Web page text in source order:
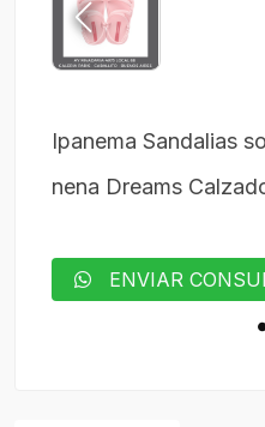
Ipanema Sandalias
nena Dreams
ENVIAR